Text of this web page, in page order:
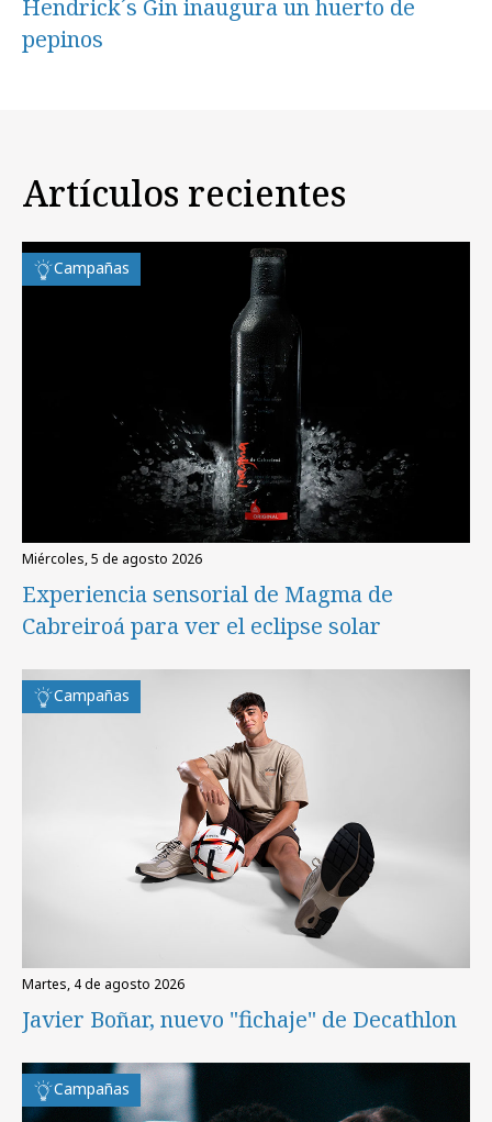
Hendrick´s Gin inaugura un huerto de
pepinos
Artículos recientes
Campañas
miércoles, 5 de agosto 2026
Experiencia sensorial de Magma de
Cabreiroá para ver el eclipse solar
Campañas
martes, 4 de agosto 2026
Javier Boñar, nuevo "fichaje" de Decathlon
Campañas